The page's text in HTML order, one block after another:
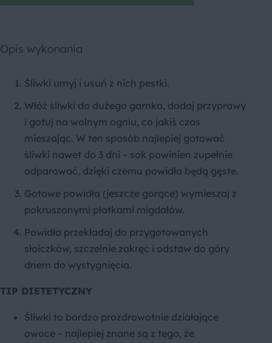
Opis wykonania
Śliwki umyj i usuń z nich pestki.
Włóż śliwki do dużego garnka, dodaj przyprawy
i gotuj na wolnym ogniu, co jakiś czas
mieszając. W ten sposób najlepiej gotować
śliwki nawet do 3 dni – sok powinien zupełnie
odparować, dzięki czemu powidła będą gęste.
Gotowe powidła (jeszcze gorące) wymieszaj z
pokruszonymi płatkami migdałów.
Powidła przekładaj do przygotowanych
słoiczków, szczelnie zakręć i odstaw do góry
dnem do wystygnięcia.
TIP DIETETYCZNY
Śliwki to bardzo prozdrowotnie działające
owoce – najlepiej znane są z tego, że